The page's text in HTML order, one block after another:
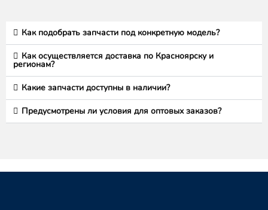
Как подобрать запчасти под конкретную модель?
Как осуществляется доставка по Красноярску и
регионам?
Какие запчасти доступны в наличии?
Предусмотрены ли условия для оптовых заказов?